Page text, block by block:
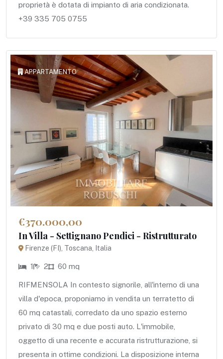
proprietà è dotata di impianto di aria condizionata.
+39 335 705 0755
APPARTAMENTO
€370.000,00
In Villa - Settignano Pendici - Ristrutturato
Firenze (FI), Toscana, Italia
1 2 60 mq
RIFMENSOLA In contesto signorile, all'interno di una
villa d'epoca, proponiamo in vendita un terratetto di
60 mq catastali, corredato da uno spazio esterno
privato di 30 mq e due posti auto. L'immobile,
oggetto di una recente e accurata ristrutturazione, si
presenta in ottime condizioni. La disposizione interna